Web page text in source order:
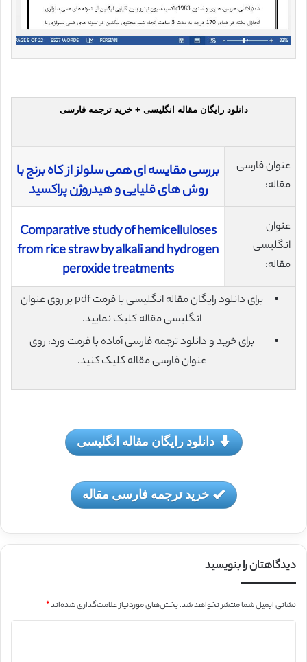
دانلود رایگان مقاله انگلیسی + خرید ترجمه فارسی
عنوان فارسی
مقاله:
بررسی مقایسه ای همی سلولز از کاه برنج با
روش های قلیایی و هیدروژن پراکسید
عنوان
انگلیسی
مقاله:
Comparative study of hemicelluloses
from rice straw by alkali and hydrogen
peroxide treatments
برای دانلود رایگان مقاله انگلیسی با فرمت pdf بر روی عنوان
انگلیسی مقاله کلیک نمایید.
برای خرید و دانلود ترجمه فارسی آماده با فرمت ورد، روی
عنوان فارسی مقاله کلیک کنید.
دانلود رایگان مقاله انگلیسی
خرید ترجمه فارسی مقاله
دیدگاهتان را بنویسید
نشانی ایمیل شما منتشر نخواهد شد.بخش‌های موردنیاز علامت‌گذاری شده‌اند*